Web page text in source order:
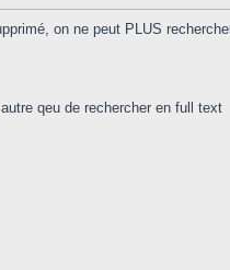
on ne peut PLUS
qeu de rechercher en full text